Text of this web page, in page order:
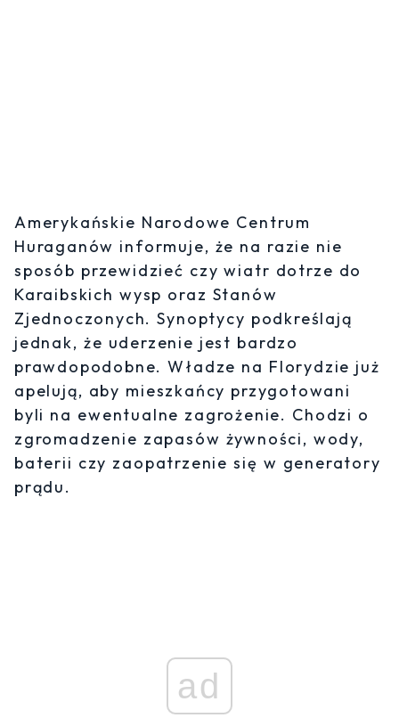
Amerykańskie Narodowe Centrum
Huraganów informuje, że na razie nie
sposób przewidzieć czy wiatr dotrze do
Karaibskich wysp oraz Stanów
Zjednoczonych. Synoptycy podkreślają
jednak, że uderzenie jest bardzo
prawdopodobne. Władze na Florydzie już
apelują, aby mieszkańcy przygotowani
byli na ewentualne zagrożenie. Chodzi o
zgromadzenie zapasów żywności, wody,
baterii czy zaopatrzenie się w generatory
prądu.
ad